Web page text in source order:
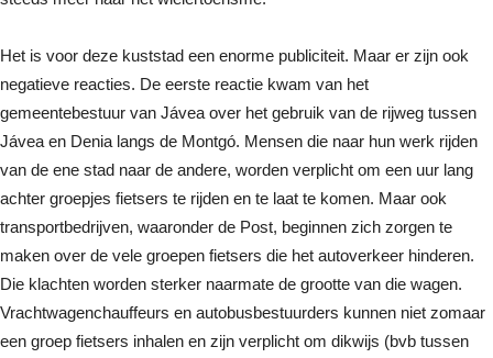
Het is voor deze kuststad een enorme publiciteit. Maar er zijn ook
negatieve reacties. De eerste reactie kwam van het
gemeentebestuur van Jávea over het gebruik van de rijweg tussen
Jávea en Denia langs de Montgó. Mensen die naar hun werk rijden
van de ene stad naar de andere, worden verplicht om een uur lang
achter groepjes fietsers te rijden en te laat te komen. Maar ook
transportbedrijven, waaronder de Post, beginnen zich zorgen te
maken over de vele groepen fietsers die het autoverkeer hinderen.
Die klachten worden sterker naarmate de grootte van die wagen.
Vrachtwagenchauffeurs en autobusbestuurders kunnen niet zomaar
een groep fietsers inhalen en zijn verplicht om dikwijs (bvb tussen